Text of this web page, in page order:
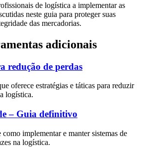
de logística a implementar as
neste guia para proteger suas
das mercadorias.
adicionais
redução de perdas
oferece estratégias e táticas para reduzir
logística.
– Guia definitivo
implementar e manter sistemas de
na logística.